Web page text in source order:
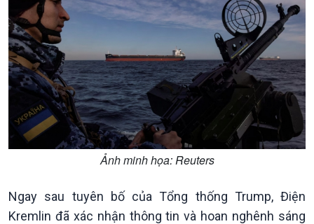
Kinh tế
Tin Kinh tế
Sức sống hàng Việt
Khởi nghiệp
Nông nghiệp & Biển đảo
Tin Nông nghiệp & Biển
đảo
Biển đảo Việt Nam
Tâm tình biên giới và hải
Ảnh minh họa: Reuters
Ngay sau tuyên bố của Tổng thống Trump, Điện
Kremlin đã xác nhận thông tin và hoan nghênh sáng